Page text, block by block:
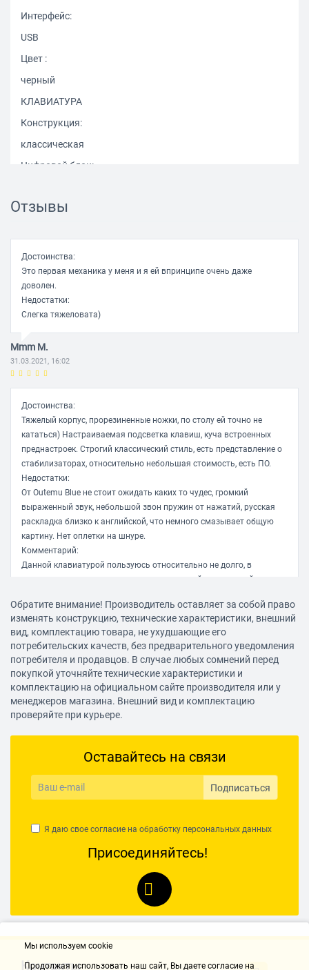
Интерфейс:
USB
Цвет :
черный
КЛАВИАТУРА
Конструкция:
классическая
Цифровой блок:
Тип клавиатуры:
Тип переключателей:
Outemu Blue
есть
Отзывы
Достоинства:
Это первая механика у меня и я ей впринципе очень даже
доволен.
Недостатки:
Слегка тяжеловата)
Mmm M.
31.03.2021, 16:02
Достоинства:
Тяжелый корпус, прорезиненные ножки, по столу ей точно не
кататься) Настраиваемая подсветка клавиш, куча встроенных
преднастроек. Строгий классический стиль, есть представление о
стабилизаторах, относительно небольшая стоимость, есть ПО.
Недостатки:
От Outemu Blue не стоит ожидать каких то чудес, громкий
выраженный звук, небольшой звон пружин от нажатий, русская
раскладка близко к английской, что немного смазывает общую
картину. Нет оплетки на шнуре.
Комментарий:
Данной клавиатурой пользуюсь относительно не долго, в
основном впечатления положительные, двойных нажатий как
были, но это пока...))) Печатать на ней одно удовольствие, играть
тоже хорошо, но к громкому клацанью надо привыкать))
E.Alexandrovich
31.03.2021, 16:02
Достоинства:
Комментарий:
Такую можно в подарок купить и не стыдно будет
Старцев Д.
Обратите внимание! Производитель оставляет за собой право
изменять конструкцию, технические характеристики, внешний
вид, комплектацию товара, не ухудшающие его
потребительских качеств, без предварительного уведомления
потребителя и продавцов. В случае любых сомнений перед
покупкой уточняйте технические характеристики и
комплектацию на официальном сайте производителя или у
менеджеров магазина. Внешний вид и комплектацию
проверяйте при курьере.
Оставайтесь на связи
Подписаться
Я даю свое согласие на обработку персональных данных
Присоединяйтесь!
Контакты
Мы используем cookie
Продолжая использовать наш cайт, Вы даете согласие на